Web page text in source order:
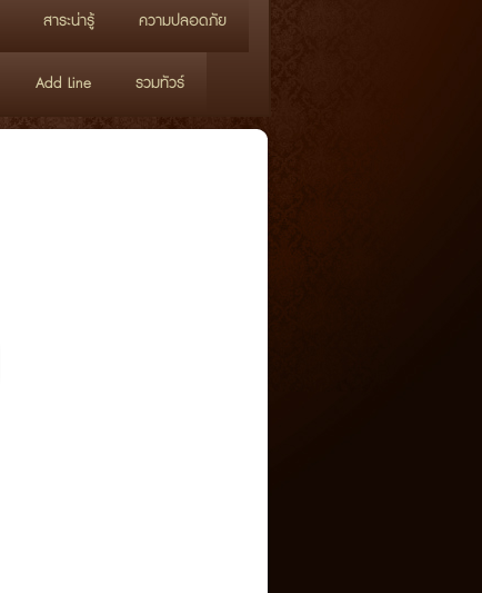
สาระน่ารู้ ความปลอดภัย
Add Line รวมทัวร์